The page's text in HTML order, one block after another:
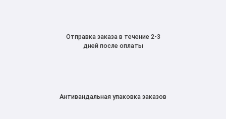
Отправка заказа в течение 2-3
дней после оплаты
Антивандальная упаковка заказов